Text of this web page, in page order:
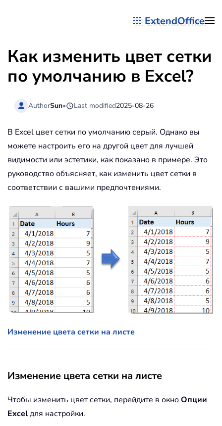
ExtendOffice
Как изменить цвет сетки
по умолчанию в Excel?
AuthorSun• Last modified2025-08-26
В Excel цвет сетки по умолчанию серый. Однако вы
можете настроить его на другой цвет для лучшей
видимости или эстетики, как показано в примере. Это
руководство объясняет, как изменить цвет сетки в
соответствии с вашими предпочтениями.
Изменение цвета сетки на листе
Изменение цвета сетки на листе
Чтобы изменить цвет сетки, перейдите в окноОпции
Excelдля настройки.